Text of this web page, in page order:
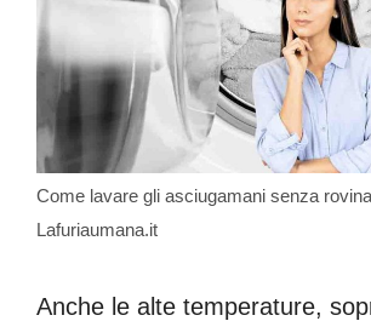
Come lavare gli asciugamani senza
Lafuriaumana.it
Anche le alte temperature,